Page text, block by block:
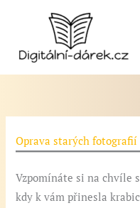
obsah
Oprava starých fotografií
Vzpomínáte si na chvíle
kdy k vám přinesla